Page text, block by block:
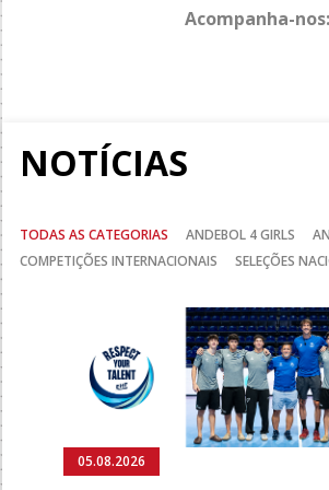
Acompanha-nos:
NOTÍCIAS
TODAS AS CATEGORIAS ANDEBOL 4 GIRLS
COMPETIÇÕES INTERNACIONAIS
SELEÇÕES
05.08.2026